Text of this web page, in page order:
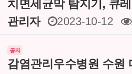
치면세균막 탐지기, 큐
관리자
2023-10-12
공지
감염관리우수병원 수